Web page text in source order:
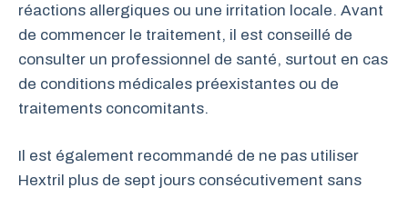
réactions allergiques ou une irritation locale. Avant
de commencer le traitement, il est conseillé de
consulter un professionnel de santé, surtout en cas
de conditions médicales préexistantes ou de
traitements concomitants.
Il est également recommandé de ne pas utiliser
Hextril plus de sept jours consécutivement sans